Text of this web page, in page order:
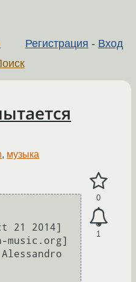
Регистрация - Вход
, музыка
0
1
21 2014]
music.org]